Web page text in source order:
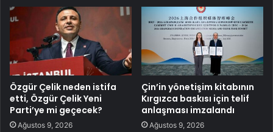
Özgür Çelik neden istifa
etti, Özgür Çelik Yeni
Parti’ye mi geçecek?
Ağustos 9, 2026
Çin’in yönetişim kitabının
Kırgızca baskısı için telif
anlaşması imzalandı
Ağustos 9, 2026